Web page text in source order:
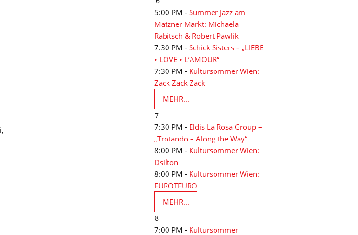
5:00 PM - Summer Jazz am
Matzner Markt: Michaela
Rabitsch & Robert Pawlik
7:30 PM - Schick Sisters – „LIEBE
• LOVE • L’AMOUR“
7:30 PM - Kultursommer Wien:
Zack Zack Zack
MEHR...
7
7:30 PM - Eldis La Rosa Group –
„Trotando – Along the Way“
8:00 PM - Kultursommer Wien:
Dsilton
8:00 PM - Kultursommer Wien:
EUROTEURO
MEHR...
8
7:00 PM - Kultursommer